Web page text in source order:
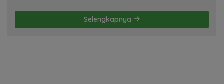
ketua JWI DS.
Selengkapnya